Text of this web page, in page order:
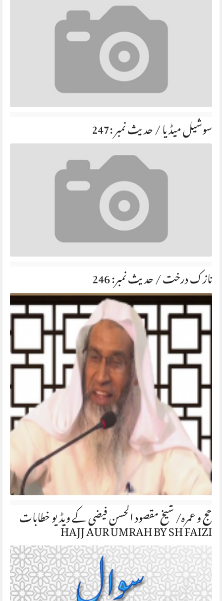
سوشیل میڈیا / حديث نمبر :247
نازک درخت / حدیث نمبر: 246
حج و عمرہ/ شیخ مقصود الحسن فیضی کے ویڈیو خطابات
HAJJ AUR UMRAH BY SH FAIZI